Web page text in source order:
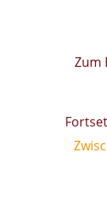
Zum